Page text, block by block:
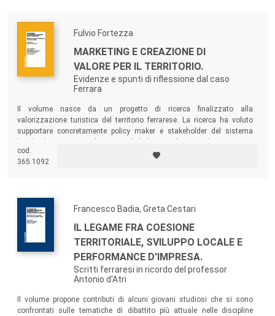
Fulvio Fortezza
MARKETING E CREAZIONE DI
VALORE PER IL TERRITORIO.
Evidenze e spunti di riflessione dal caso
Ferrara
Il volume nasce da un progetto di ricerca finalizzato alla
valorizzazione turistica del territorio ferrarese. La ricerca ha voluto
supportare concretamente policy maker e stakeholder del sistema
il più possibile completo dei principali fattori capaci di creare valore per
gli “ospiti del territorio”, enfatizzando l’importanza dei giudizi e delle
cod.
365.1092
Francesco Badia, Greta Cestari
IL LEGAME FRA COESIONE
TERRITORIALE, SVILUPPO LOCALE E
PERFORMANCE D'IMPRESA.
Scritti ferraresi in ricordo del professor
Antonio d'Atri
Il volume propone contributi di alcuni giovani studiosi che si sono
confrontati sulle tematiche di dibattito più attuale nelle discipline